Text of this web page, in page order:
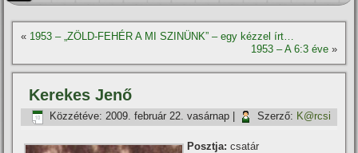
« 1953 – „ZÖLD-FEHÉR A MI SZINÜNK” – egy kézzel í­rt…
1953 – A 6:3 éve»
Kerekes Jenő
Közzétéve: 2009. február 22. vasárnap Szerző: K@rcsi
Posztja: csatár